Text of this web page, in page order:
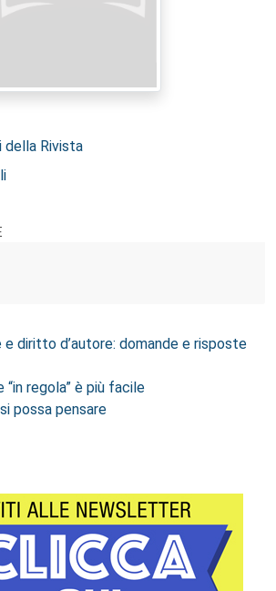
Rivista
diritto d’autore: domande e risposte
“in regola” è più facile
possa pensare